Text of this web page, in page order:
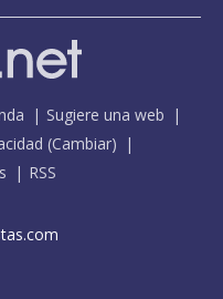
Sugiere una web
(Cambiar)
RSS